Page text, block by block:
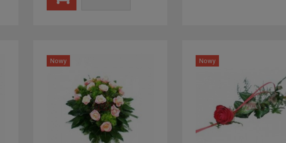
Nowy Nowy